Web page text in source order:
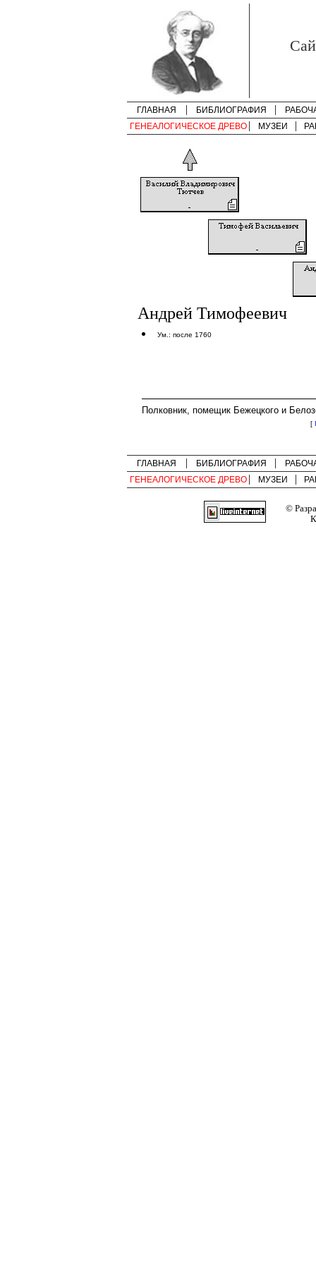
ГЛАВНАЯ БИБЛИОГРАФИЯ
ГЕНЕАЛОГИЧЕСКОЕ ДРЕВО
МУЗЕИ
Андрей Тимофеевич
Ум.: после 1760
Полковник, помещик Бежецкого и
[
ГЛАВНАЯ БИБЛИОГРАФИЯ
ГЕНЕАЛОГИЧЕСКОЕ ДРЕВО
МУЗЕИ
©